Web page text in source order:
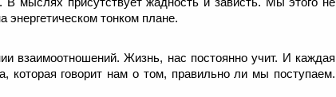
энергетическом тонком плане.
взаимоотношений. Жизнь, нас постоянно учит. И каждая
которая говорит нам о том, правильно ли мы поступаем.